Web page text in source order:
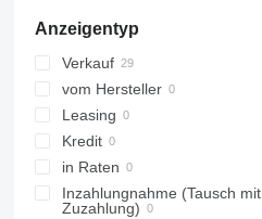
Anzeigentyp
Verkauf
vom Hersteller
Leasing
Kredit
in Raten
Inzahlungnahme (Tausch mit
Zuzahlung)